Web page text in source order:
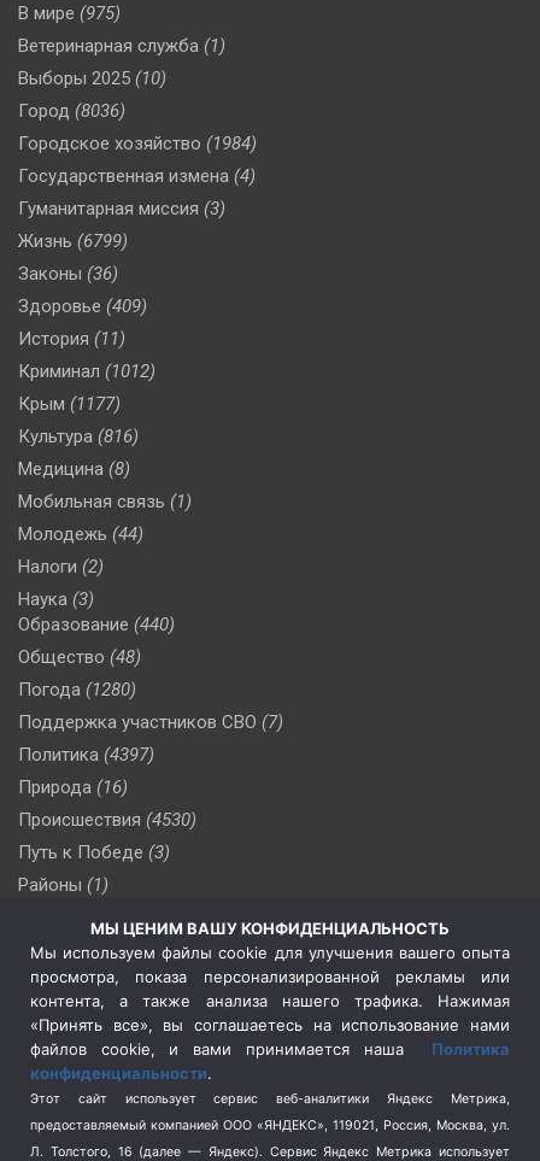
В мире (975)
Ветеринарная служба (1)
Выборы 2025 (10)
Город (8036)
Городское хозяйство (1984)
Государственная измена (4)
Гуманитарная миссия (3)
Жизнь (6799)
Законы (36)
Здоровье (409)
История (11)
Криминал (1012)
Крым (1177)
Культура (816)
Медицина (8)
Мобильная связь (1)
Молодежь (44)
Налоги (2)
Наука (3)
Образование (440)
Общество (48)
Погода (1280)
Поддержка участников СВО (7)
Политика (4397)
Природа (16)
Происшествия (4530)
Путь к Победе (3)
Районы (1)
(510)
Сельское хозяйство (3)
Социальная политика
(3)
Спецоперация в Украине
Спецоперация на Украине
(404)
Спорт (740)
Терроризм (1)
МЫ ЦЕНИМ ВАШУ КОНФИДЕНЦИАЛЬНОСТЬ
Мы используем файлы cookie для улучшения вашего опыта
просмотра, показа персонализированной рекламы или
контента, а также анализа нашего трафика. Нажимая
«Принять все», вы соглашаетесь на использование нами
файлов cookie, и вами принимается наша Политика
конфиденциальности.
Этот сайт использует сервис веб-аналитики Яндекс Метрика,
предоставляемый компанией ООО «ЯНДЕКС», 119021, Россия, Москва, ул.
Л. Толстого, 16 (далее — Яндекс). Сервис Яндекс Метрика использует